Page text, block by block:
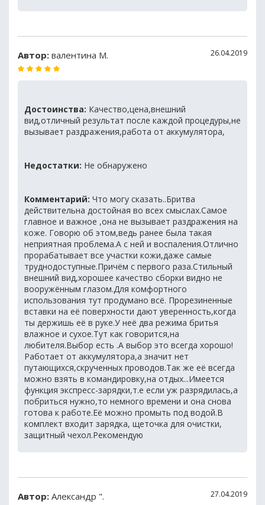
Автор: валентина М. 26.04.2019
Достоинства: Качество,цена,внешний
вид,отличный результат после каждой процедуры,не
вызывает раздражения,работа от аккумулятора,
Недостатки: Не обнаружено
Комментарий: Что могу сказать..Бритва
действительна достойная во всех смыслах.Самое
главное и важное ,она не вызывает раздражения на
коже. Говорю об этом,ведь ранее была такая
неприятная проблема.А с ней и воспаления.Отлично
прорабатывает все участки кожи,даже самые
труднодоступные.Причём с первого раза.Стильный
внешний вид,хорошее качество сборки видно не
вооружённым глазом.Для комфортного
использования тут продумано всё. Прорезиненные
вставки на её поверхности дают уверенность,когда
ты держишь её в руке.У неё два режима бритья
влажное и сухое.Тут как говорится,на
любителя.Выбор есть .А выбор это всегда хорошо!
Работает от аккумулятора,а значит нет
путающихся,скрученных проводов.Так же её всегда
можно взять в командировку,на отдых...Имеется
функция экспресс-зарядки,т.е если уж разрядилась,а
побриться нужно,то немного времени и она снова
готова к работе.Её можно промыть под водой.В
комплект входит зарядка, щеточка для очистки,
защитный чехол.Рекомендую
Автор: Александр ". 27.04.2019